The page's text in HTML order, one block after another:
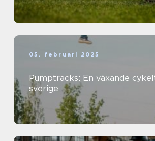
05. februari 2025
Pumptracks: En växande
sverige